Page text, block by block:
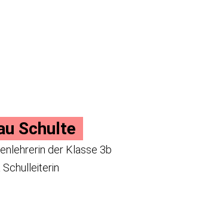
Schulte
der Klasse 3b
Schulleiterin